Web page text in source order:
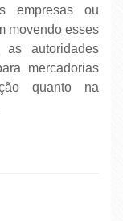
empresas ou
movendo esses
autoridades
mercadorias
quanto na